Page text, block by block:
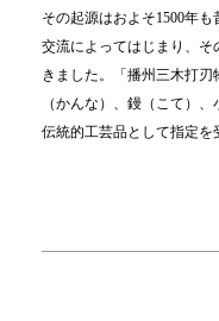
その起源はおよそ1500年
交流によってはじまり、
きました。「播州三木打
（かんな）、鏝（こて）
伝統的工芸品として指定を